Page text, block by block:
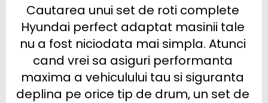
Cautarea unui set de roti complete
Hyundai perfect adaptat masinii tale
nu a fost niciodata mai simpla. Atunci
cand vrei sa asiguri performanta
maxima a vehiculului tau si siguranta
deplina pe orice tip de drum, un set de